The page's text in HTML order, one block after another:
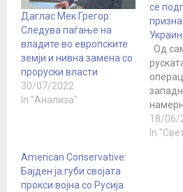
Даглас Мек Грегор:
Следува паѓање на
владите во европските
земји и нивна замена со
проруски власти
30/07/2022
In "Анализа"
се
Од
она
18/06/
In
American Conservative:
Бајден ја губи својата
прокси војна со Русија